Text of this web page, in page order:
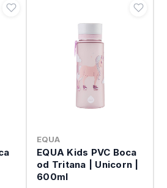
EQUA
EQUA Kids PVC Boca
od Tritana | Unicorn |
600ml